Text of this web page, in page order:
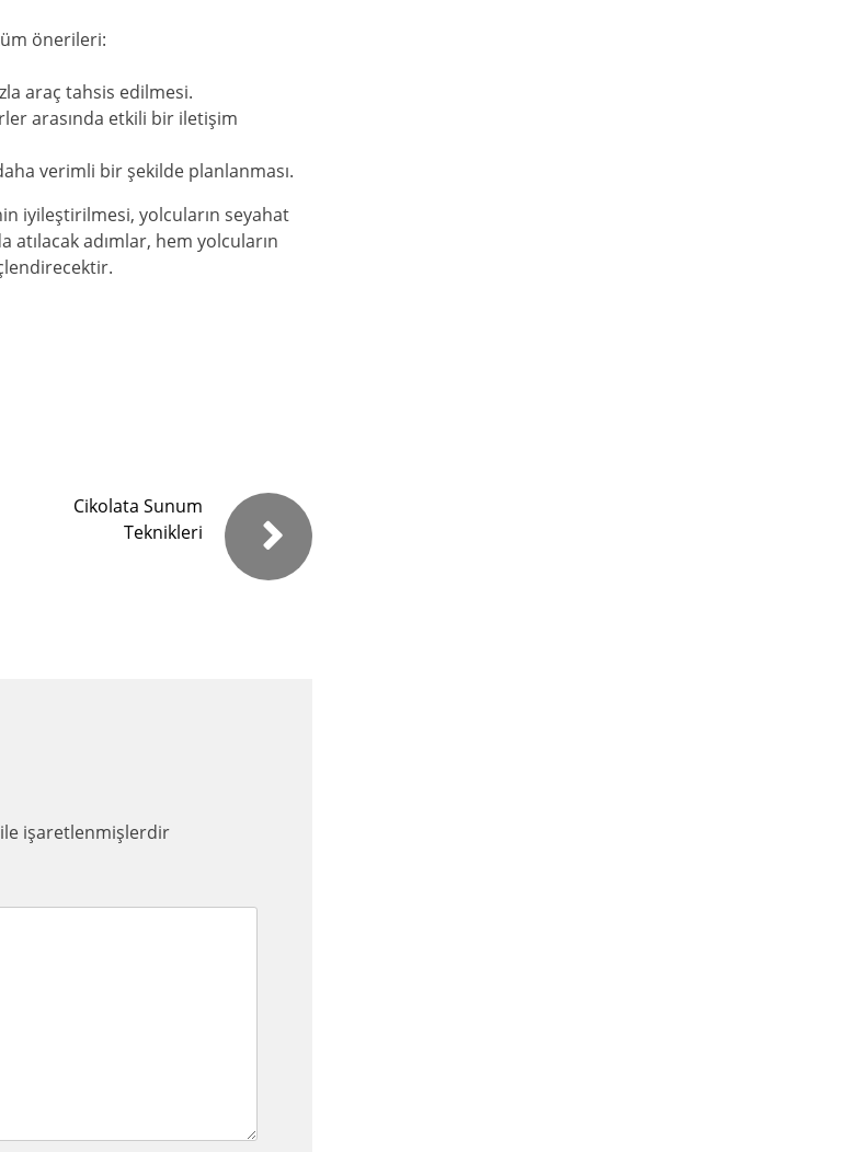
önerileri:
araç tahsis edilmesi.
arasında etkili bir iletişim
verimli bir şekilde planlanması.
iyileştirilmesi, yolcuların seyahat
adımlar, hem yolcuların
Cikolata Sunum
Teknikleri
ile işaretlenmişlerdir